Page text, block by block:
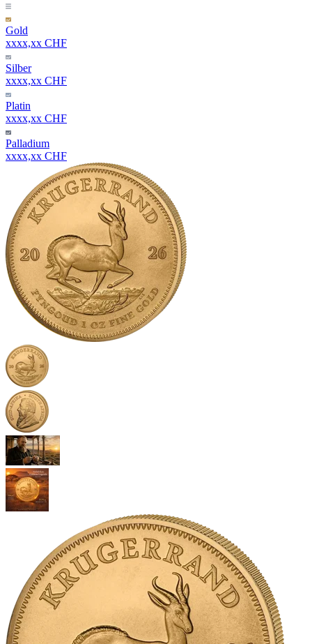
Gold
xxxx,xx CHF
Silber
xxxx,xx CHF
Platin
xxxx,xx CHF
Palladium
xxxx,xx CHF